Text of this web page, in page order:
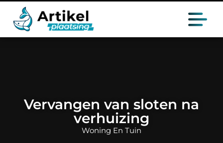
Vervangen van sloten na
verhuizing
Woning En Tuin